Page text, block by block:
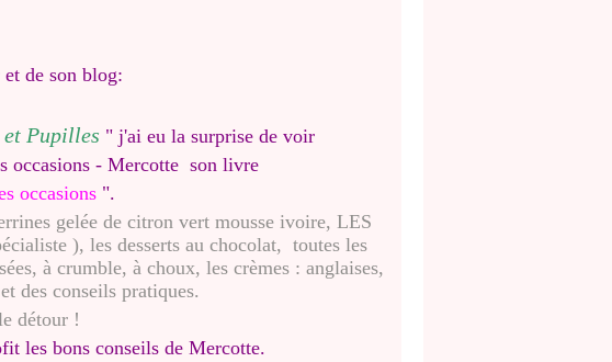
et de son blog:
Pupilles " j'ai eu la surprise de voir
son livre
occasions ".
gelée de citron vert mousse ivoire, LES
), les desserts au chocolat, toutes les
à crumble, à choux, les crèmes : anglaises,
des conseils pratiques.
détour !
les bons conseils de Mercotte.